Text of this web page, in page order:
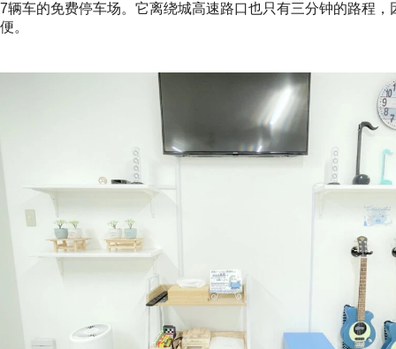
7辆车的免费停车场。它离绕城高速路口也只有三分钟的路程，
便。